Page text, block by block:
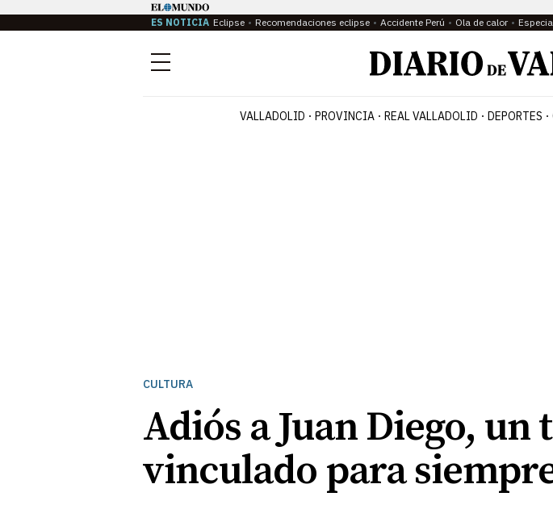
ES NOTICIA Eclipse Recomendaciones eclipse Accidente Perú Ola de calor
Menú
VALLADOLID PROVINCIA REAL VALLADOLID DEPORTES
CULTURA
Adiós a Juan Diego,
vinculado para